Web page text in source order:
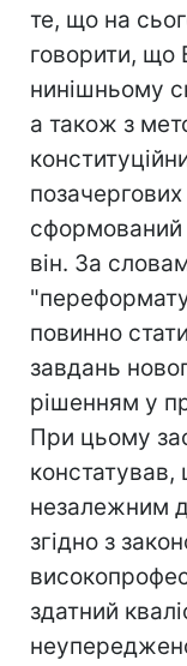
те, що на
говорити, що
нинішньому
а також з
сформований
він. За
повинно
завдань
рішенням у
При цьому
незалежним
згідно з
здатний